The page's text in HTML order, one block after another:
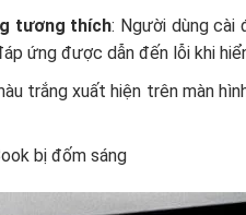
tương thích: Người dùng cài
ứng được dẫn đến lỗi khi
trắng xuất hiện trên màn
bị đốm sáng